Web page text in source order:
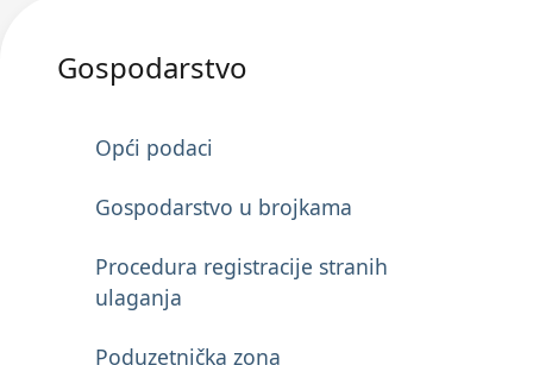
Gospodarstvo
Opći podaci
Gospodarstvo u brojkama
Procedura registracije stranih
ulaganja
Poduzetnička zona